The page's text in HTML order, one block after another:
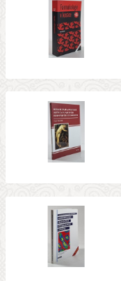
NALEZENO259